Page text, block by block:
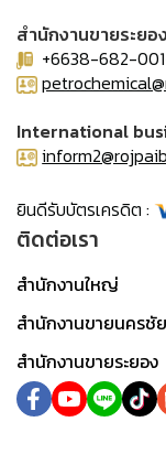
สำนักงานขายระยอ
+6638-682-
International
ยินดีรับบัตรเครดิต :
ติดต่อเรา
สำนักงานใหญ่
สำนักงานขายนครชั
สำนักงานขายระยอง